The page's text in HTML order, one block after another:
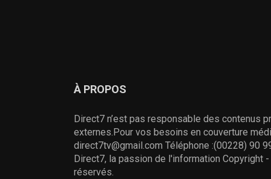
À PROPOS
Direct7 n’est pas responsable des contenus
externes.Pour vos besoins en couverture
direct7tv@gmail.com Téléphone :(00228) 90
Direct7, la passion de l'information Copyright
réservés.